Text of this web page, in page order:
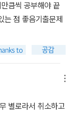
큼씩 공부해야 끝
는 점 좋음기출문제
별로라서 취소하고